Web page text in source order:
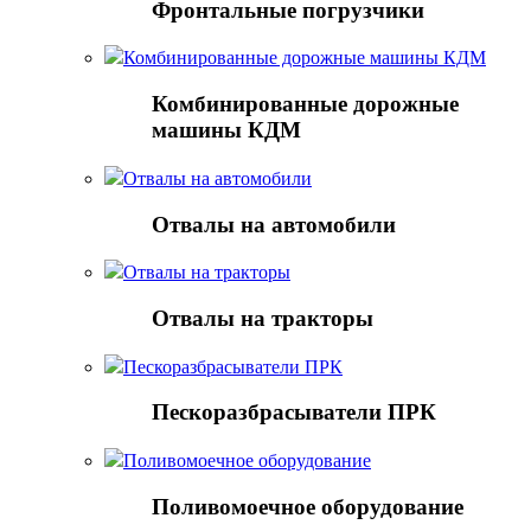
Фронтальные погрузчики
Комбинированные дорожные машины КДМ
Комбинированные дорожные
машины КДМ
Отвалы на автомобили
Отвалы на автомобили
Отвалы на тракторы
Отвалы на тракторы
Пескоразбрасыватели ПРК
Пескоразбрасыватели ПРК
Поливомоечное оборудование
Поливомоечное оборудование